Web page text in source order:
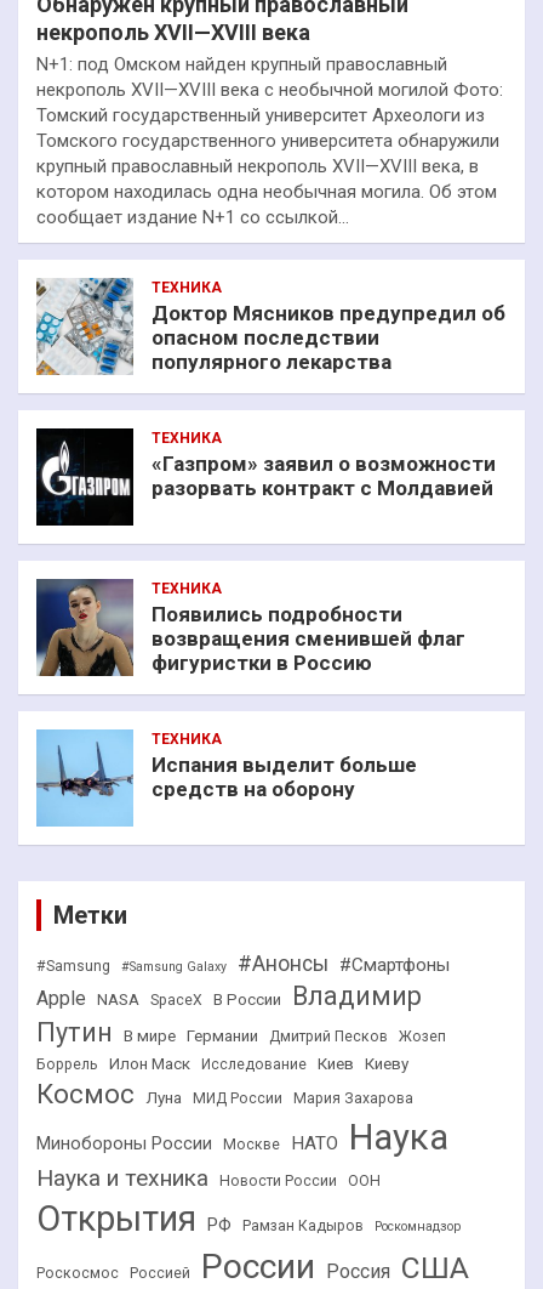
некрополь XVII—XVIII века
N+1: под Омском найден крупный православный
некрополь XVII—XVIII века с необычной могилой Фото:
Томский государственный университет Археологи из
Томского государственного университета обнаружили
крупный православный некрополь XVII—XVIII века, в
котором находилась одна необычная могила. Об этом
сообщает издание N+1 со ссылкой…
ТЕХНИКА
Доктор Мясников предупредил об
опасном последствии
популярного лекарства
ТЕХНИКА
«Газпром» заявил о возможности
разорвать контракт с Молдавией
ТЕХНИКА
Появились подробности
возвращения сменившей флаг
фигуристки в Россию
ТЕХНИКА
Испания выделит больше
средств на оборону
Метки
#Samsung #Samsung Galaxy #Анонсы #Смартфоны
Apple NASA SpaceX В России
Владимир
Путин
В мире Германии Дмитрий Песков
Жозеп
Боррель
Илон Маск Исследование Киев Киеву
Космос Луна МИД России Мария Захарова
Минобороны России Москве НАТО Наука
Наука и техника Новости России ООН
Открытия РФ Рамзан Кадыров Роскомнадзор
Роскосмос Россией России Россия США